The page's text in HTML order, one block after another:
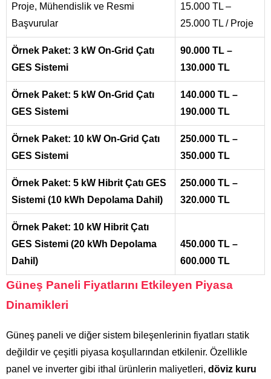
Proje, Mühendislik ve Resmi
Başvurular
15.000 TL –
25.000 TL / Proje
Örnek Paket: 3 kW On-Grid Çatı
GES Sistemi
90.000 TL –
130.000 TL
Örnek Paket: 5 kW On-Grid Çatı
GES Sistemi
140.000 TL –
190.000 TL
Örnek Paket: 10 kW On-Grid Çatı
GES Sistemi
250.000 TL –
350.000 TL
Örnek Paket: 5 kW Hibrit Çatı GES
Sistemi (10 kWh Depolama Dahil)
250.000 TL –
320.000 TL
Örnek Paket: 10 kW Hibrit Çatı
GES Sistemi (20 kWh Depolama
Dahil)
450.000 TL –
600.000 TL
Güneş Paneli Fiyatlarını Etkileyen Piyasa
Dinamikleri
Güneş paneli ve diğer sistem bileşenlerinin fiyatları statik
değildir ve çeşitli piyasa koşullarından etkilenir. Özellikle
panel ve inverter gibi ithal ürünlerin maliyetleri, döviz kuru